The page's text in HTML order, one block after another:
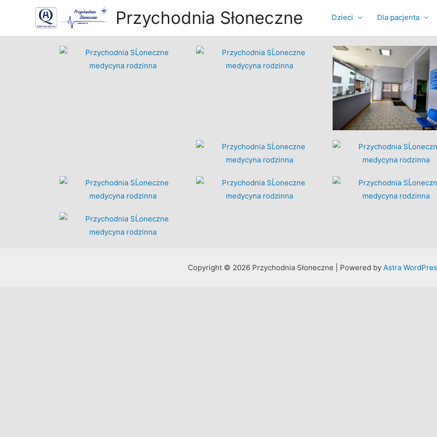
Przychodnia Słoneczne Dzieci Dla pacjenta
Copyright © 2026 Przychodnia Słoneczne | Powered by Astra